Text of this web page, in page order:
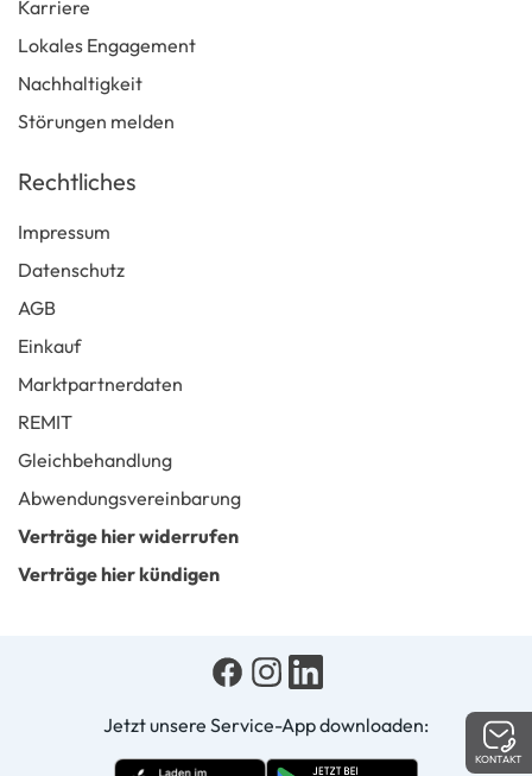
KONTAKT
Karriere
Lokales Engagement
Nachhaltigkeit
Störungen melden
Rechtliches
Impressum
Datenschutz
AGB
Einkauf
Marktpartnerdaten
REMIT
Gleichbehandlung
Abwendungsvereinbarung
Verträge hier widerrufen
Verträge hier kündigen
Jetzt unsere Service-App downloaden: